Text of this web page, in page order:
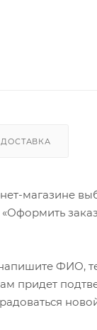
ДОСТАВКА
магазине
ФИО,
придет